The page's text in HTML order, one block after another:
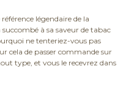
légendaire de la
à sa saveur de tabac
ne tenteriez-vous pas
cela de passer commande sur
type, et vous le recevrez dans